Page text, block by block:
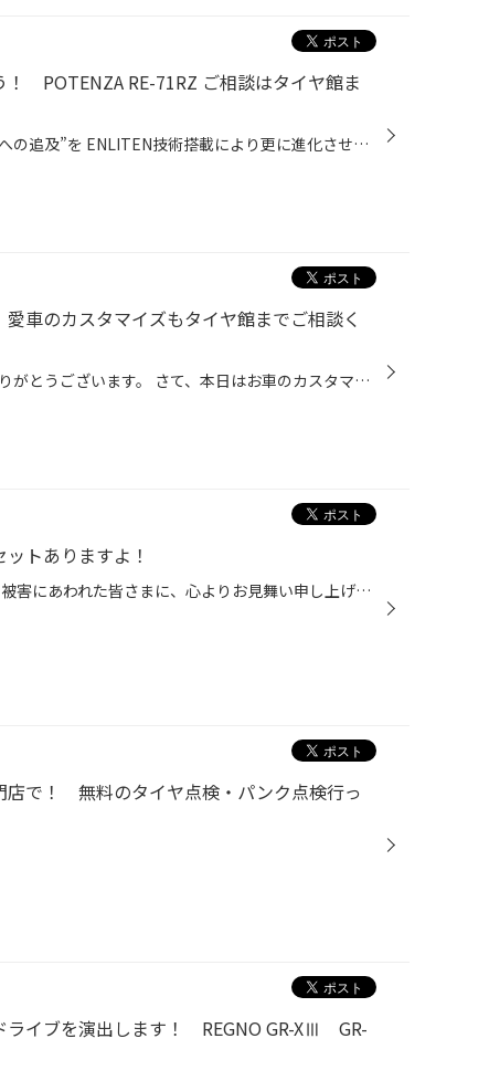
POTENZA RE-71RZ ご相談はタイヤ館ま
RE-71シリーズが磨き上げた”最速への追及”を ENLITEN技術搭載により更に進化させたPOTENZA RE-71RZ 路面を掴み走り抜ける瞬間に 研ぎ澄まされたグリップとハンドリングレスポンスを 路面を掴み、心を解き放つ 異次元の「オン・ザ・レール感」 ドライバーの感性を刺激するレスポンスと、ねばり強いグ...
車のカスタマイズもタイヤ館までご相談く
本日も当店HPを閲覧頂きましてありがとうございます。 さて、本日はお車のカスタマイズについてです！ タイヤ館という名前でやらせて頂いておりますタイヤ館 川内ですがタイヤだけではなくお車のカスタマイズも行っておりますよ！ 今回はマフラー交換の作業を写真に収めましたので軽～くご案内しま...
トありますよ！
このたびの令和8年熊本地震により被害にあわれた皆さまに、心よりお見舞い申し上げます。 被災地域の一日も早い復旧・復興が進みますことを心よりお祈り申し上げます。 工賃コミコミ価格でお買い得なセット商品をご用意しました！ 当店のホームページをご覧いただきありがとうございます。 今回はタ...
店で！ 無料のタイヤ点検・パンク点検行っ
ライブを演出します！ REGNO GR-XⅢ GR-